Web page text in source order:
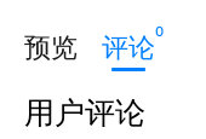
预览 评论0
用户评论